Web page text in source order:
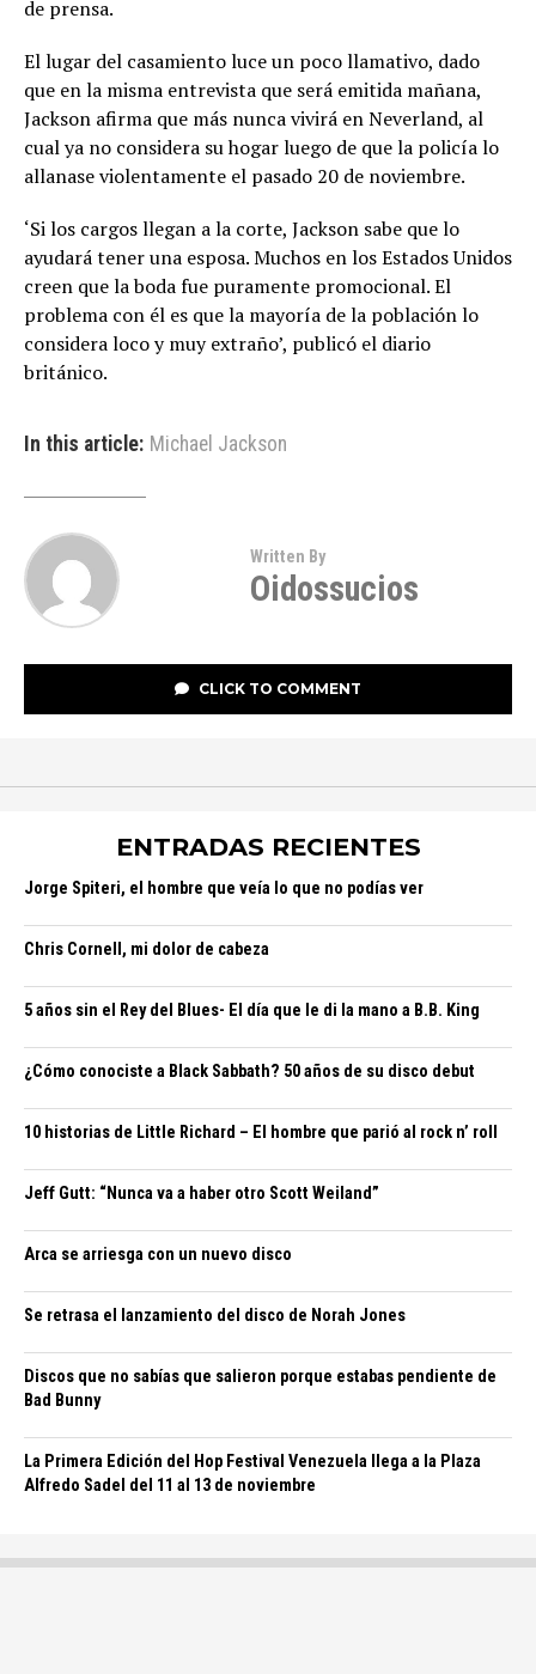
de prensa.
El lugar del casamiento luce un poco llamativo, dado
que en la misma entrevista que será emitida mañana,
Jackson afirma que más nunca vivirá en Neverland, al
cual ya no considera su hogar luego de que la policía lo
allanase violentamente el pasado 20 de noviembre.
‘Si los cargos llegan a la corte, Jackson sabe que lo
ayudará tener una esposa. Muchos en los Estados Unidos
creen que la boda fue puramente promocional. El
problema con él es que la mayoría de la población lo
considera loco y muy extraño’, publicó el diario
británico.
In this article: Michael Jackson
Written By
Oidossucios
CLICK TO COMMENT
ENTRADAS RECIENTES
Jorge Spiteri, el hombre que veía lo que no podías ver
Chris Cornell, mi dolor de cabeza
5 años sin el Rey del Blues- El día que le di la mano a B.B. King
¿Cómo conociste a Black Sabbath? 50 años de su disco debut
10 historias de Little Richard – El hombre que parió al rock n’ roll
Jeff Gutt: “Nunca va a haber otro Scott Weiland”
Arca se arriesga con un nuevo disco
Se retrasa el lanzamiento del disco de Norah Jones
Discos que no sabías que salieron porque estabas pendiente de
Bad Bunny
La Primera Edición del Hop Festival Venezuela llega a la Plaza
Alfredo Sadel del 11 al 13 de noviembre